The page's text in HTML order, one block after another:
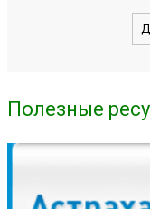
Полезные